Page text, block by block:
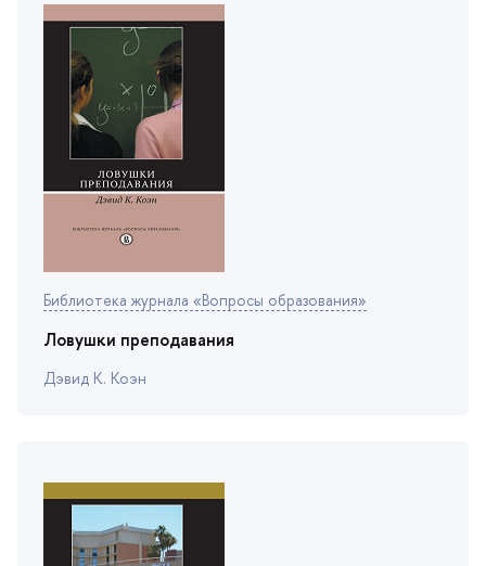
Библиотека журнала «Вопросы образования»
Ловушки преподавания
Дэвид К. Коэн